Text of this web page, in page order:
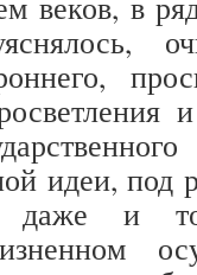
идеи, под
даже и